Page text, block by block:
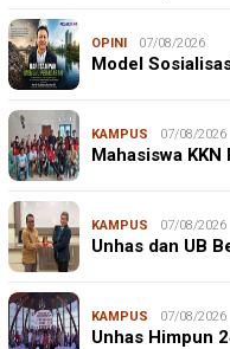
OPINI 07/08/2026
Model
KAMPUS 07/08/2026
Mahasiswa
KAMPUS 07/08/2026
Unhas dan UB
KAMPUS 07/08/2026
Unhas Himpun